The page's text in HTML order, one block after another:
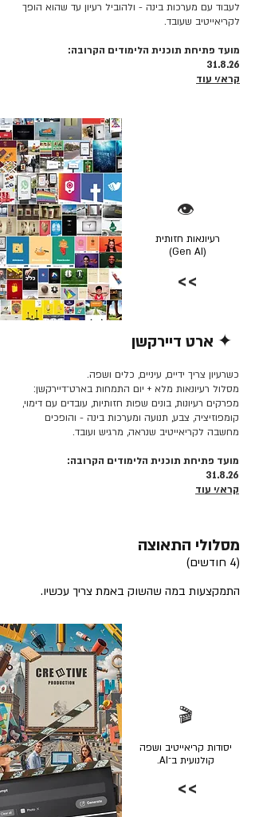
לעבוד עם מערכות בינה - ולהוביל רעיון עד שהוא הופך
לקריאייטיב שעובד.
מועד פתיחת תוכנית הלימודים הקרובה:
31.8.26
קרא/י עוד
👁️
רעיונאות חזותית
(Gen AI)
>>
✦ ארט דיירקשן
כשרעיון צריך ידיים, עיניים, כלים ושפה.
מסלול רעיונאות מלא + יום התמחות בארט־דיירקשן:
מפרקים רעיונות, בונים שפות חזותיות, עובדים עם דימוי,
קומפוזיציה, צבע, תנועה ומערכות בינה - והופכים
מחשבה לקריאייטיב שנראה, מרגיש ועובד.
מועד פתיחת תוכנית הלימודים הקרובה:
31.8.26
קרא/י עוד
מסלולי התאוצה
(4 חודשים)
התמקצעות במה שהשוק באמת צריך עכשיו.
🎬
יסודות קריאייטיב ושפה
קולנועית ב־AI.
>>